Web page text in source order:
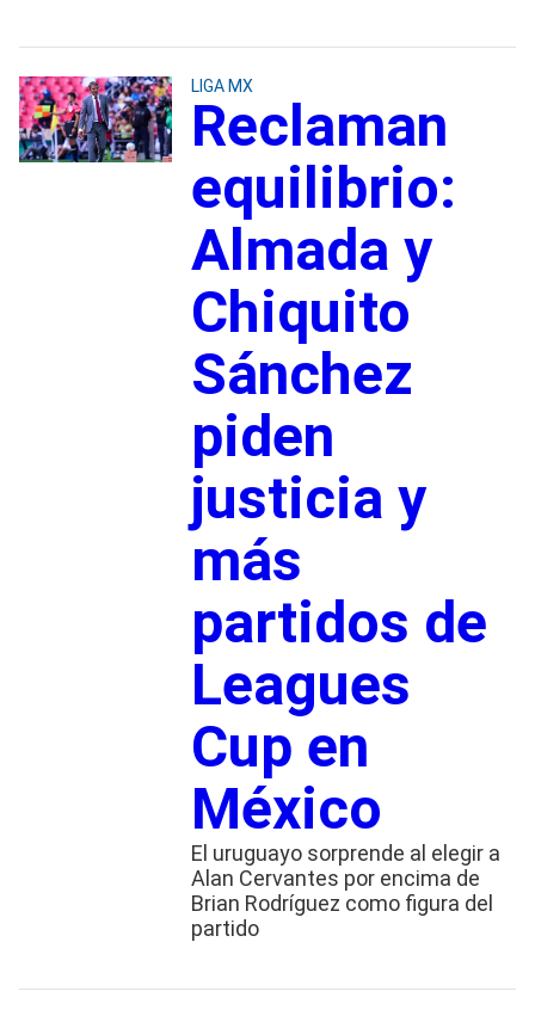
LIGA MX
Reclaman
equilibrio:
Almada y
Chiquito
Sánchez
piden
justicia y
más
partidos de
Leagues
Cup en
México
El uruguayo sorprende al elegir a
Alan Cervantes por encima de
Brian Rodríguez como figura del
partido